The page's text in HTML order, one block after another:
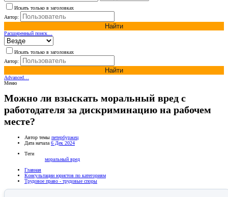
Искать только в заголовках
Автор:
Найти
Расширенный поиск…
Искать только в заголовках
Автор:
Найти
Advanced…
Меню
Можно ли взыскать моральный вред с
работодателя за дискриминацию на рабочем
месте?
Автор темы петербуржец
Дата начала 6 Дек 2024
Теги
моральный вред
Главная
Консультации юристов по категориям
Трудовое право - трудовые споры